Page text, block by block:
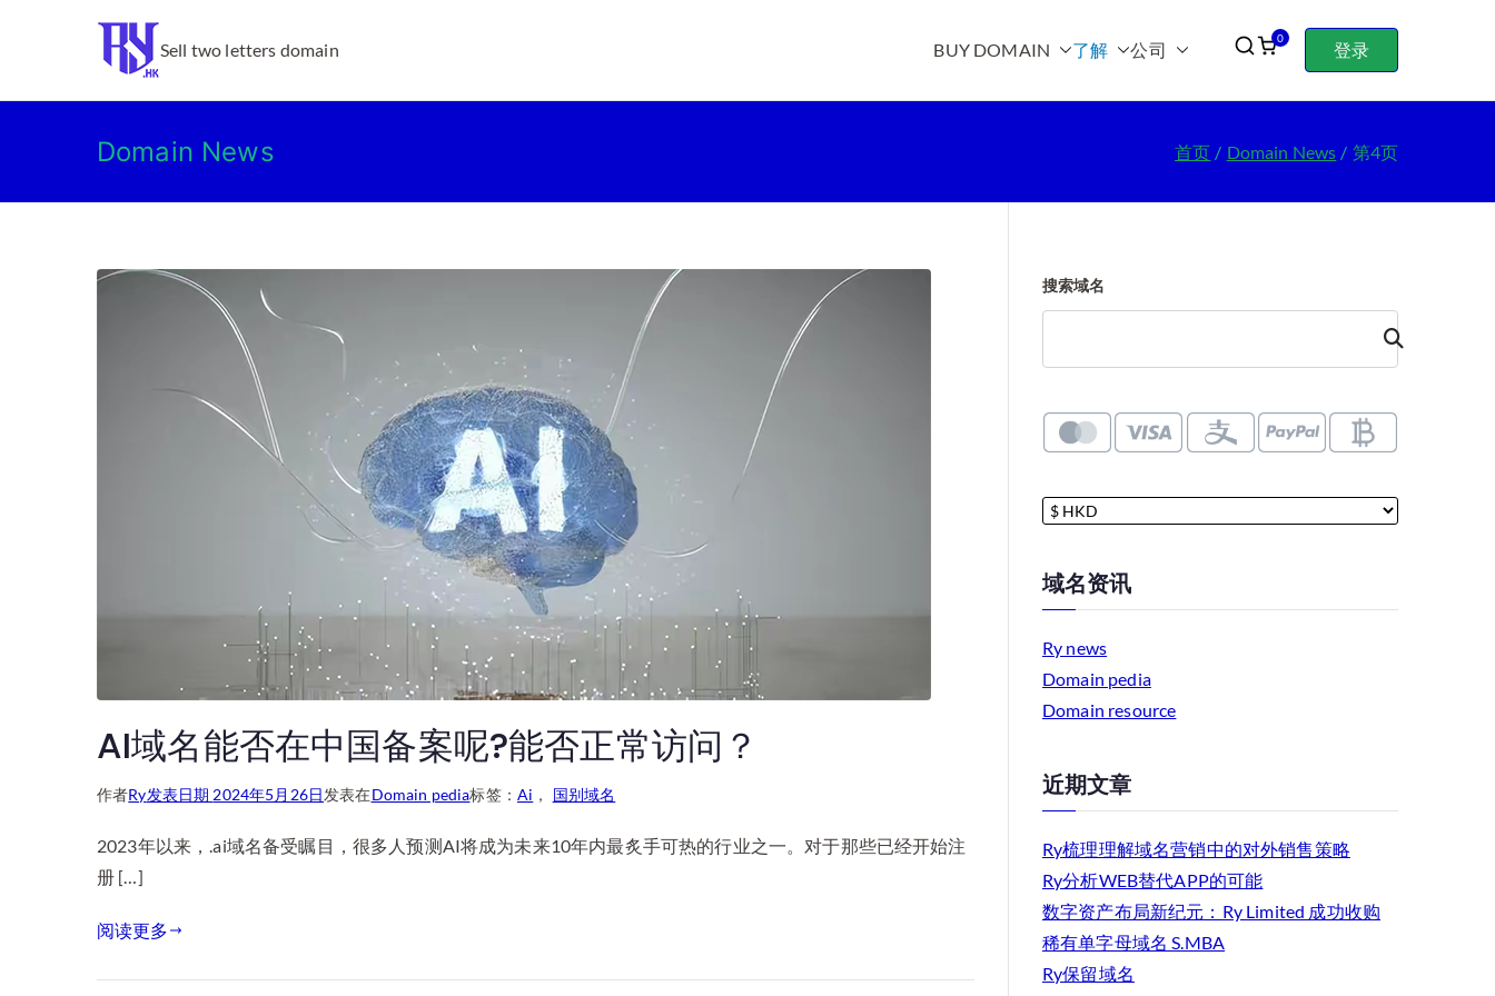
内
Ry.hk
Sell two letters domain BUY DOMAIN 了解 公司
0
登录
Domain News 首页 Domain News 第4页
AI域名能否在中国备案呢?能否正常访问？
作者Ry发表日期 2024年5月26日发表在Domain pedia标签： Ai ， 国别域名
2023年以来，.ai域名备受瞩目，很多人预测AI将成为未来10年内最炙手可热的行业之一。对于那些已经开始注
册 […]
阅读更多
搜索域名
域名资讯
Ry news
Domain pedia
Domain resource
近期文章
Ry梳理理解域名营销中的对外销售策略
Ry分析WEB替代APP的可能
数字资产布局新纪元：Ry Limited 成功收购
稀有单字母域名 S.MBA
Ry保留域名